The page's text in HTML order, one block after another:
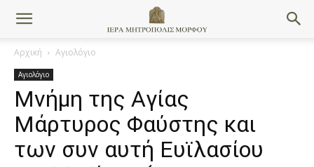
Αρχική Αγιολόγιο
Αγιολόγιο
Μνήμη της Aγίας
Mάρτυρος Φαύστης και
των συν αυτή Eυϊλασίου